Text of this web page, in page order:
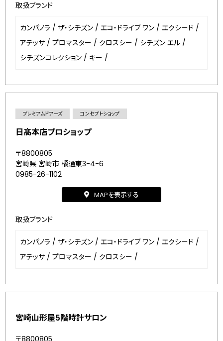
取扱ブランド
カンパノラ / ザ・シチズン / エコ・ドライブ ワン / エクシード /
アテッサ / プロマスター / クロスシー / シチズン エル /
シチズンコレクション / キー /
プレミアムドアーズ コンセプトショップ
日髙本店プロショップ
〒8800805
宮崎県 宮崎市 橘通東3-4-6
0985-26-1102
MAPを表示する
取扱ブランド
カンパノラ / ザ・シチズン / エコ・ドライブ ワン / エクシード /
アテッサ / プロマスター / クロスシー /
宮崎山形屋5階時計サロン
〒8800805